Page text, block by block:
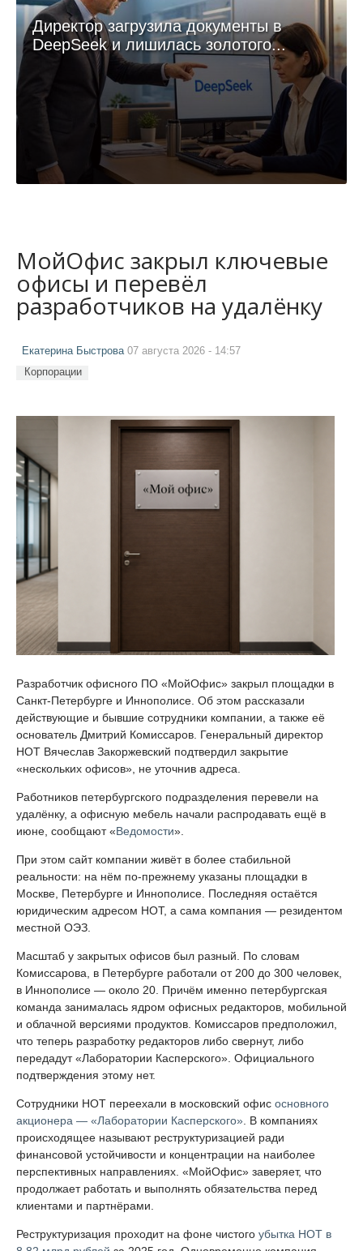
Директор загрузила документы в
DeepSeek и лишилась золотого...
МойОфис закрыл ключевые
офисы и перевёл
разработчиков на удалёнку
Екатерина Быстрова 07 августа 2026 - 14:57
Корпорации
Разработчик офисного ПО «МойОфис» закрыл площадки в
Санкт-Петербурге и Иннополисе. Об этом рассказали
действующие и бывшие сотрудники компании, а также её
основатель Дмитрий Комиссаров. Генеральный директор
НОТ Вячеслав Закоржевский подтвердил закрытие
«нескольких офисов», не уточнив адреса.
Работников петербургского подразделения перевели на
удалёнку, а офисную мебель начали распродавать ещё в
июне, сообщают «Ведомости».
При этом сайт компании живёт в более стабильной
реальности: на нём по-прежнему указаны площадки в
Москве, Петербурге и Иннополисе. Последняя остаётся
юридическим адресом НОТ, а сама компания — резидентом
местной ОЭЗ.
Масштаб у закрытых офисов был разный. По словам
Комиссарова, в Петербурге работали от 200 до 300 человек,
в Иннополисе — около 20. Причём именно петербургская
команда занималась ядром офисных редакторов, мобильной
и облачной версиями продуктов. Комиссаров предположил,
что теперь разработку редакторов либо свернут, либо
передадут «Лаборатории Касперского». Официального
подтверждения этому нет.
Сотрудники НОТ переехали в московский офис основного
акционера — «Лаборатории Касперского» . В компаниях
происходящее называют реструктуризацией ради
финансовой устойчивости и концентрации на наиболее
перспективных направлениях. «МойОфис» заверяет, что
продолжает работать и выполнять обязательства перед
клиентами и партнёрами.
Реструктуризация проходит на фоне чистого убытка НОТ в